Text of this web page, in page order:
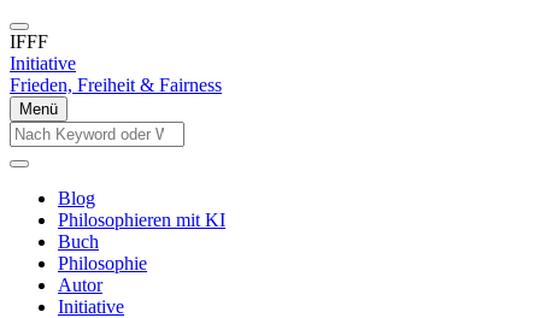
Direkt
zum
Inhalt
IFFF
Initiative
Frieden, Freiheit & Fairness
Menü
Suche
Suche
Main
navigation
Blog
Philosophieren mit KI
Buch
Philosophie
Autor
Initiative